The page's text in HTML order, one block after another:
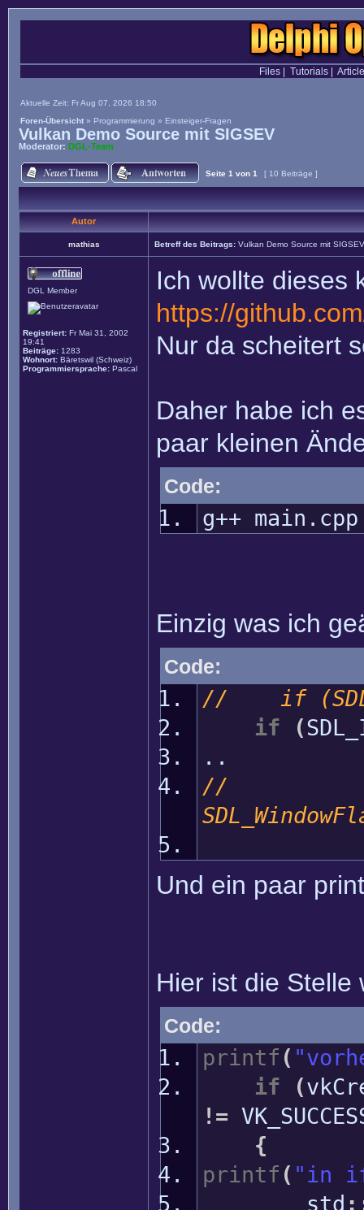
Files| Tutorials|
Aktuelle Zeit: Fr Aug 07, 2026 18:50
Foren-Übersicht » Programmierung » Einsteiger-Fragen
Vulkan Demo Source mit SIGSEV
Moderator: DGL-Team
Seite 1 von 1 [ 10 Beiträge ]
Autor
mathias Betreff des Beitrags: Vulkan Demo Source mit SIGSEV
DGL Member
Registriert: Fr Mai 31, 2002
19:41
Beiträge: 1283
Wohnort: Bäretswil (Schweiz)
Programmiersprache: Pascal
Ich wollte dieses
https://
Nur da scheitert
Daher habe ich
paar kleinen
Code:
g++
Einzig was ich
Code:
// if
if
(
..
Und ein paar
Hier ist die Stelle
Code:
printf (
if
(
!=
{
printf ( "in
std